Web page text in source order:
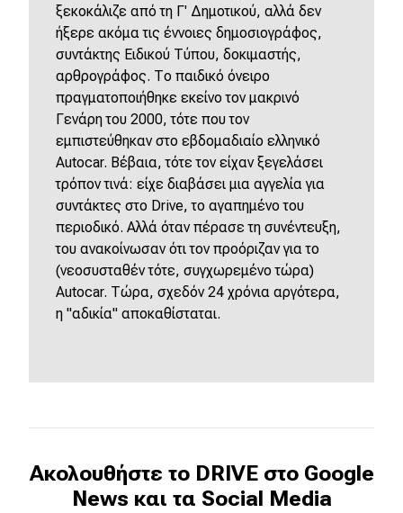
ξεκοκάλιζε από τη Γ' Δημοτικού, αλλά δεν
ήξερε ακόμα τις έννοιες δημοσιογράφος,
συντάκτης Ειδικού Τύπου, δοκιμαστής,
αρθρογράφος. Το παιδικό όνειρο
πραγματοποιήθηκε εκείνο τον μακρινό
Γενάρη του 2000, τότε που τον
εμπιστεύθηκαν στο εβδομαδιαίο ελληνικό
Autocar. Βέβαια, τότε τον είχαν ξεγελάσει
τρόπον τινά: είχε διαβάσει μια αγγελία για
συντάκτες στο Drive, το αγαπημένο του
περιοδικό. Αλλά όταν πέρασε τη συνέντευξη,
του ανακοίνωσαν ότι τον προόριζαν για το
(νεοσυσταθέν τότε, συγχωρεμένο τώρα)
Autocar. Τώρα, σχεδόν 24 χρόνια αργότερα,
η "αδικία" αποκαθίσταται.
Ακολουθήστε το DRIVE στο Google
News και τα Social Media